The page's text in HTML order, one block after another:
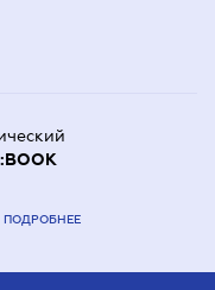
ПОДРОБНЕЕ